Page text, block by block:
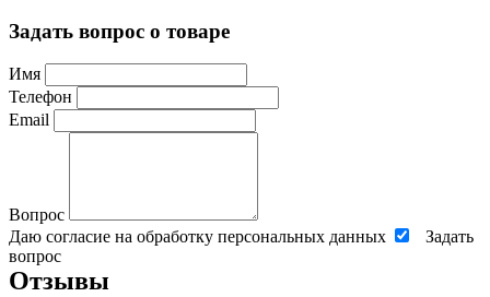
Задать вопрос о товаре
Имя
Телефон
Email
Вопрос
Даю согласие на обработку персональных данных
Задать
вопрос
Отзывы